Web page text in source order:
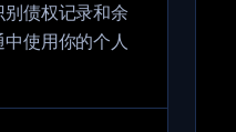
债权记录和余
使用你的个人